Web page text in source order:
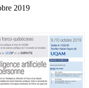
2019